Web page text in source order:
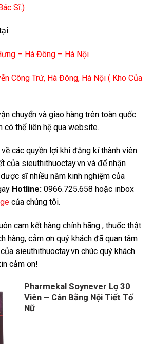
Sĩ.)
– Hà Đông – Hà Nội
Công Trứ, Hà Đông, Hà Nội ( Kho Của
chuyển và giao hàng trên toàn quốc
có thể liên hệ qua website.
các quyền lợi khi đăng kí thành viên
của sieuthithuoctay.vn và để nhận
sĩ nhiều năm kinh nghiệm của
Hotline: 0966.725.658 hoặc inbox
của chúng tôi.
cam kết hàng chính hãng , thuốc thật
hàng, cảm ơn quý khách đã quan tâm
sieuthithuoctay.vn chúc quý khách
cảm ơn!
Pharmekal Soynever Lọ 30
Viên – Cân Bằng Nội Tiết Tố
Nữ